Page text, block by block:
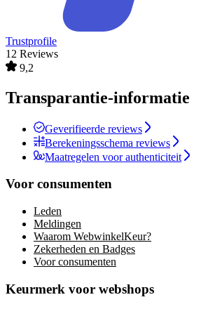
Trustprofile
12 Reviews
9,2
Transparantie-informatie
Geverifieerde reviews
Berekeningsschema reviews
Maatregelen voor authenticiteit
Voor consumenten
Leden
Meldingen
Waarom WebwinkelKeur?
Zekerheden en Badges
Voor consumenten
Keurmerk voor webshops